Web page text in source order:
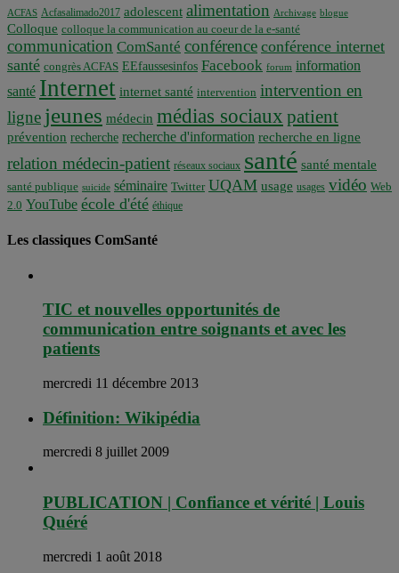
ACFAS Acfasalimado2017 adolescent alimentation Archivage blogue
Colloque colloque la communication au coeur de la e-santé
communication ComSanté conférence conférence internet
santé congrès ACFAS EEfaussesinfos Facebook forum information
santé Internet internet santé intervention intervention en
ligne jeunes médecin médias sociaux patient
prévention recherche recherche d'information recherche en ligne
relation médecin-patient réseaux sociaux santé santé mentale
santé publique suicide séminaire Twitter UQAM usage usages vidéo Web
2.0 YouTube école d'été éthique
Les classiques ComSanté
TIC et nouvelles opportunités de
communication entre soignants et avec les
patients
mercredi 11 décembre 2013
Définition: Wikipédia
mercredi 8 juillet 2009
PUBLICATION | Confiance et vérité | Louis
Quéré
mercredi 1 août 2018